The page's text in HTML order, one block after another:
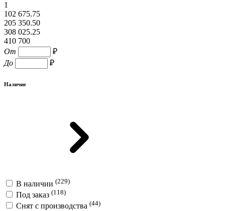
1
102 675.75
205 350.50
308 025.25
410 700
От
₽
До
₽
Наличие
В наличии (229)
Под заказ (118)
Снят с производства (44)